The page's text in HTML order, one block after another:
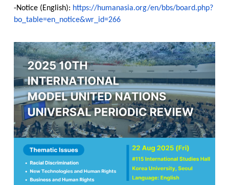
-Notice (English): https://humanasia.org/en/bbs/board.php?
bo_table=en_notice&wr_id=266